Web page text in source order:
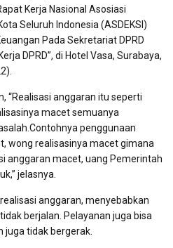
Kerja Nasional Asosiasi
Seluruh Indonesia (ASDEKSI)
Pada Sekretariat DPRD
DPRD”, di Hotel Vasa, Surabaya,
“Realisasi anggaran itu seperti
macet semuanya
penggunaan
wong realisasinya macet gimana
anggaran macet, uang Pemerintah
jelasnya.
anggaran, menyebabkan
berjalan. Pelayanan juga bisa
tidak bergerak.